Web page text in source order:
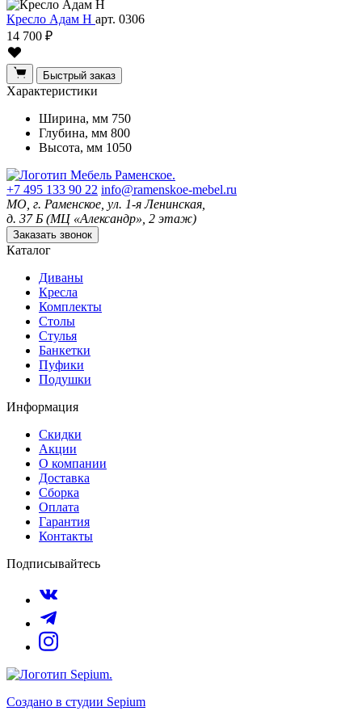
Кресло Адам Н арт. 0306
14 700 ₽
Быстрый заказ
Характеристики
Ширина, мм 750
Глубина, мм 800
Высота, мм 1050
+7 495 133 90 22 info@ramenskoe-mebel.ru
МО, г. Раменское, ул. 1-я Ленинская,
д. 37 Б (МЦ «Александр», 2 этаж)
Заказать звонок
Каталог
Диваны
Кресла
Комплекты
Столы
Стулья
Банкетки
Пуфики
Подушки
Информация
Скидки
Акции
О компании
Доставка
Сборка
Оплата
Гарантия
Контакты
Подписывайтесь
Создано в студии Sepium